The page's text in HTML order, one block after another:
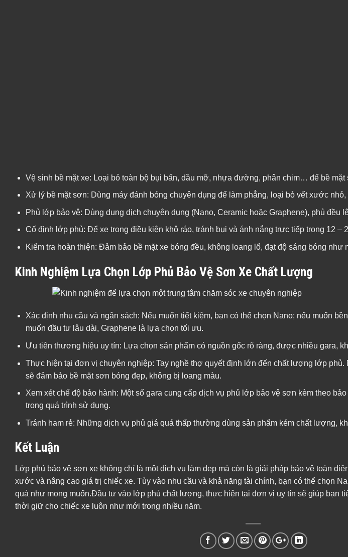
muốn đầu tư lâu dài, Graphene là lựa chọn tối ưu.
Ưu tiên thương hiệu uy tín: Lựa chọn sản phẩm có nguồn gốc rõ ràng, được nhiều gara,
Thực hiện tại đơn vị chuyên nghiệp: Tay nghề thợ quyết định lớn đến chất lượng lớp phủ.
sẽ đảm bảo bề mặt sơn bóng đẹp, không bị loang màu.
Xem xét chế độ bảo hành: Một số gara cung cấp dịch vụ phủ lớp bảo vệ sơn kèm theo bảo
Tránh ham rẻ: Những dịch vụ phủ giá quá thấp thường dùng sản phẩm kém chất lượng,
Lớp phủ bảo vệ sơn xe không chỉ là một dịch vụ làm đẹp mà còn là giải pháp bảo vệ toàn
quả như mong muốn.Đầu tư vào lớp phủ chất lượng, thực hiện tại đơn vị uy tín sẽ giúp bạn
thời giữ cho chiếc xe luôn như mới trong nhiều năm.
Vệ Sinh Gầm Xe Ô Tô – Quy Trình Chuẩn Và Lưu Ý Cần Biết